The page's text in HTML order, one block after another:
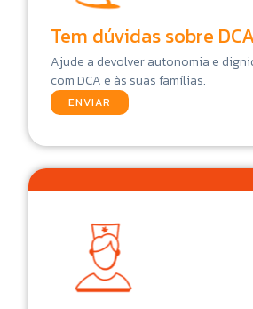
Tem dúvidas sobre
Ajude a devolver autonomia e
com DCA e às suas famílias.
ENVIAR